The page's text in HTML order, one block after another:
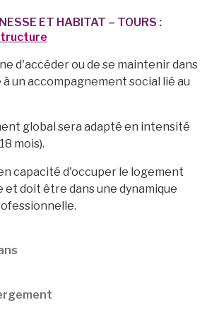
ET HABITAT – TOURS :
d'accéder ou de se maintenir dans
un accompagnement social lié au
global sera adapté en intensité
mois).
capacité d'occuper le logement
et doit être dans une dynamique